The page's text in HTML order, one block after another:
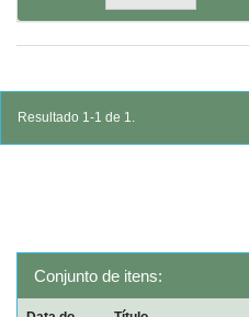
Resultado 1-1 de 1.
Conjunto de itens: